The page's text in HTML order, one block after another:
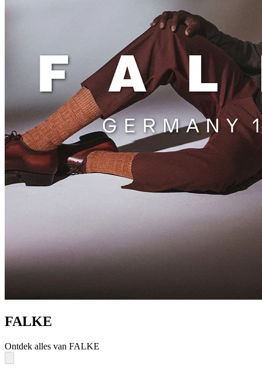
FALKE
Ontdek alles van FALKE